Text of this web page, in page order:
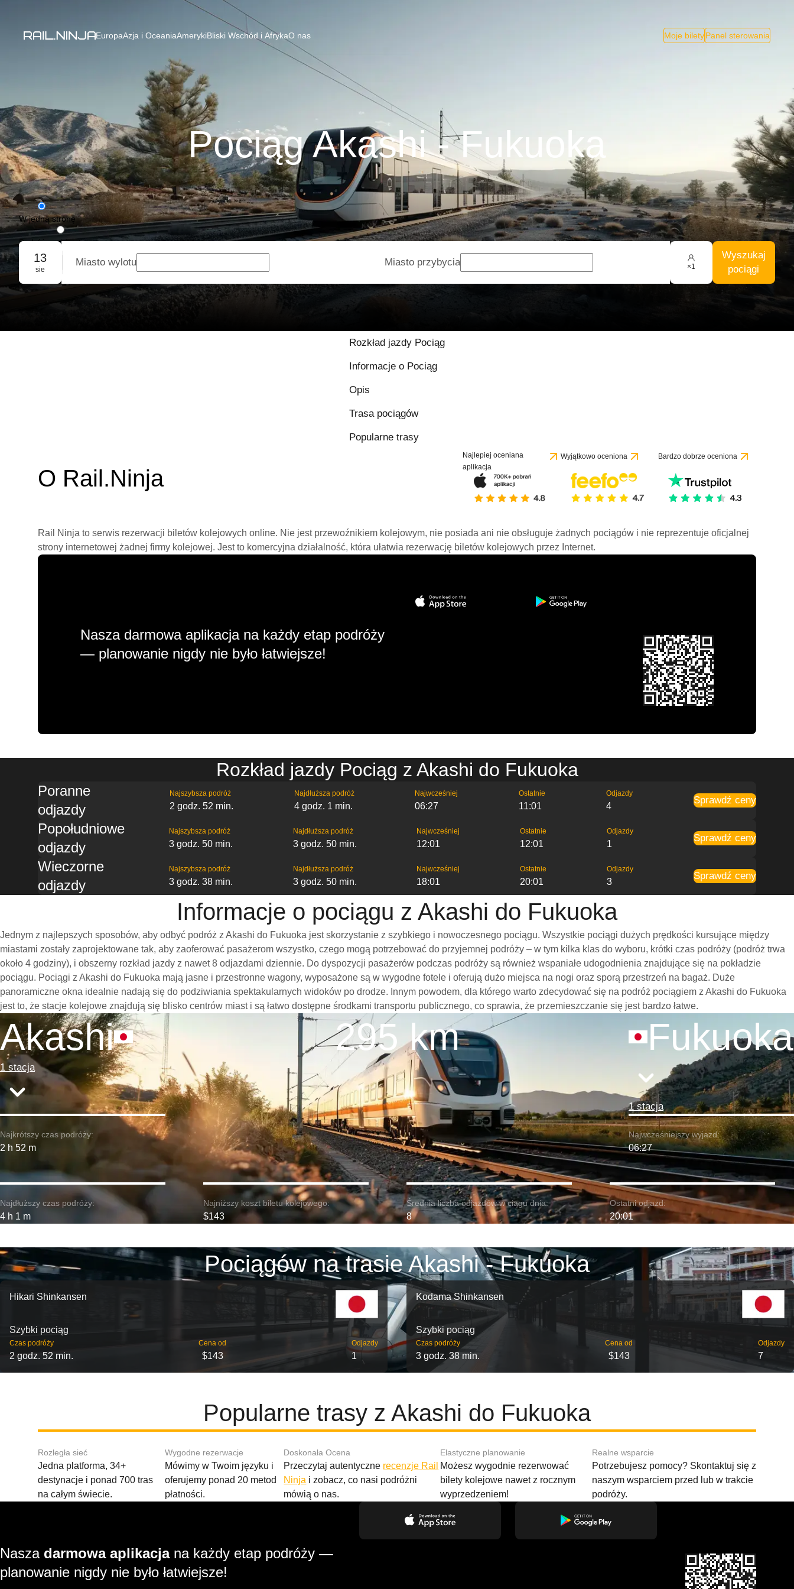
EuropaAzja i OceaniaAmerykiBliski Wschód i AfrykaO nas Moje biletyPanel sterowania
Pociąg Akashi - Fukuoka
W jedną stronę
Podróż w obie strony
Rezerwacja grupowa
13
sie
Miasto wylotu Miasto przybycia ×1
Wyszukaj
pociągi
Rozkład jazdy Pociąg
Informacje o Pociąg
Opis
Trasa pociągów
Popularne trasy
O Rail.Ninja
Najlepiej oceniana
aplikacja
Wyjątkowo oceniona Bardzo dobrze oceniona
Rail Ninja to serwis rezerwacji biletów kolejowych online. Nie jest przewoźnikiem kolejowym, nie posiada ani nie obsługuje żadnych pociągów i nie reprezentuje oficjalnej
strony internetowej żadnej firmy kolejowej. Jest to komercyjna działalność, która ułatwia rezerwację biletów kolejowych przez Internet.
Nasza darmowa aplikacja na każdy etap podróży
— planowanie nigdy nie było łatwiejsze!
Rozkład jazdy Pociąg z Akashi do Fukuoka
Poranne
odjazdy
Najszybsza podróż
2 godz. 52 min.
Najdłuższa podróż
4 godz. 1 min.
Najwcześniej
06:27
Ostatnie
11:01
Odjazdy
4
Sprawdź ceny
Popołudniowe
odjazdy
Najszybsza podróż
3 godz. 50 min.
Najdłuższa podróż
3 godz. 50 min.
Najwcześniej
12:01
Ostatnie
12:01
Odjazdy
1
Sprawdź ceny
Wieczorne
odjazdy
Najszybsza podróż
3 godz. 38 min.
Najdłuższa podróż
3 godz. 50 min.
Najwcześniej
18:01
Ostatnie
20:01
Odjazdy
3
Sprawdź ceny
Informacje o pociągu z Akashi do Fukuoka
Jednym z najlepszych sposobów, aby odbyć podróż z Akashi do Fukuoka jest skorzystanie z szybkiego i nowoczesnego pociągu. Wszystkie pociągi dużych prędkości kursujące między
miastami zostały zaprojektowane tak, aby zaoferować pasażerom wszystko, czego mogą potrzebować do przyjemnej podróży – w tym kilka klas do wyboru, krótki czas podróży (podróż trwa
około 4 godziny), i obszerny rozkład jazdy z nawet 8 odjazdami dziennie. Do dyspozycji pasażerów podczas podróży są również wspaniałe udogodnienia znajdujące się na pokładzie
pociągu. Pociągi z Akashi do Fukuoka mają jasne i przestronne wagony, wyposażone są w wygodne fotele i oferują dużo miejsca na nogi oraz sporą przestrzeń na bagaż. Duże
panoramiczne okna idealnie nadają się do podziwiania spektakularnych widoków po drodze. Innym powodem, dla którego warto zdecydować się na podróż pociągiem z Akashi do Fukuoka
jest to, że stacje kolejowe znajdują się blisko centrów miast i są łatwo dostępne środkami transportu publicznego, co sprawia, że przemieszczanie się jest bardzo łatwe.
Akashi
1 stacja
295 km Fukuoka
1 stacja
Najkrótszy czas podróży:
2 h 52 m
Najwcześniejszy wyjazd:
06:27
Najdłuższy czas podróży:
4 h 1 m
Najniższy koszt biletu kolejowego:
$143
Średnia liczba odjazdów w ciągu dnia:
8
Ostatni odjazd:
20:01
Pociągów na trasie Akashi - Fukuoka
Hikari Shinkansen
Szybki pociąg
Czas podróży
2 godz. 52 min.
Cena od
$143
Odjazdy
1
Kodama Shinkansen
Szybki pociąg
Czas podróży
3 godz. 38 min.
Cena od
$143
Odjazdy
7
Popularne trasy z Akashi do Fukuoka
Rozległa sieć
Jedna platforma, 34+
destynacje i ponad 700 tras
na całym świecie.
Wygodne rezerwacje
Mówimy w Twoim języku i
oferujemy ponad 20 metod
płatności.
Doskonała Ocena
Przeczytaj autentyczne recenzje Rail
Ninja i zobacz, co nasi podróżni
mówią o nas.
Elastyczne planowanie
Możesz wygodnie rezerwować
bilety kolejowe nawet z rocznym
wyprzedzeniem!
Realne wsparcie
Potrzebujesz pomocy? Skontaktuj się z
naszym wsparciem przed lub w trakcie
podróży.
Nasza darmowa aplikacjana każdy etap podróży —
planowanie nigdy nie było łatwiejsze!